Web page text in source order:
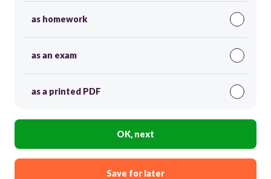
as homework
as an exam
as a printed PDF
OK, next
Save for later